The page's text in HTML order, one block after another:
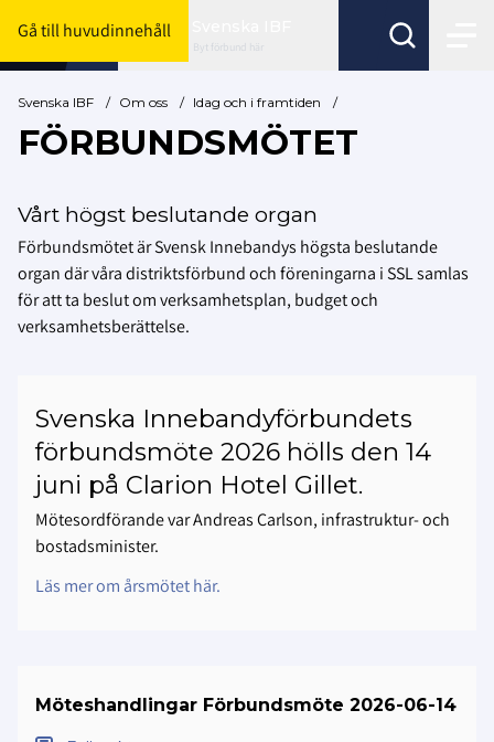
Gå till huvudinnehåll
Byt förbund här
Svenska IBF / Om oss / Idag och i framtiden /
FÖRBUNDSMÖTET
Vårt högst beslutande organ
Förbundsmötet är Svensk Innebandys högsta beslutande
organ där våra distriktsförbund och föreningarna i SSL samlas
för att ta beslut om verksamhetsplan, budget och
verksamhetsberättelse.
Svenska Innebandyförbundets
förbundsmöte 2026 hölls den 14
juni på Clarion Hotel Gillet.
Mötesordförande var Andreas Carlson, infrastruktur- och
bostadsminister.
Läs mer om årsmötet här.
Möteshandlingar Förbundsmöte 2026-06-14